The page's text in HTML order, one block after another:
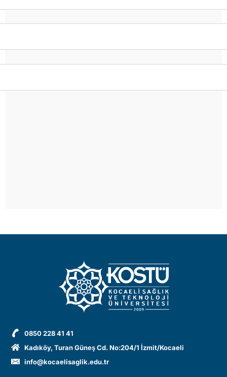
0850 228 41 41
Kadıköy, Turan Güneş Cd. No:204/1 İzmit/Kocaeli
info@kocaelisaglik.edu.tr